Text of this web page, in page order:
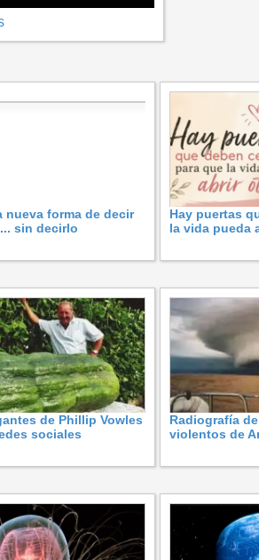
forma de decir
sin decirlo
Hay puertas
la vida pueda
de Phillip Vowles
sociales
Radiografía
violentos de